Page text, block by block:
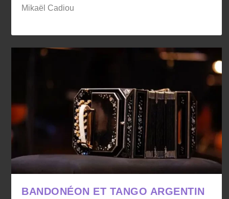
Mikaël Cadiou
BANDONÉON ET TANGO ARGENTIN